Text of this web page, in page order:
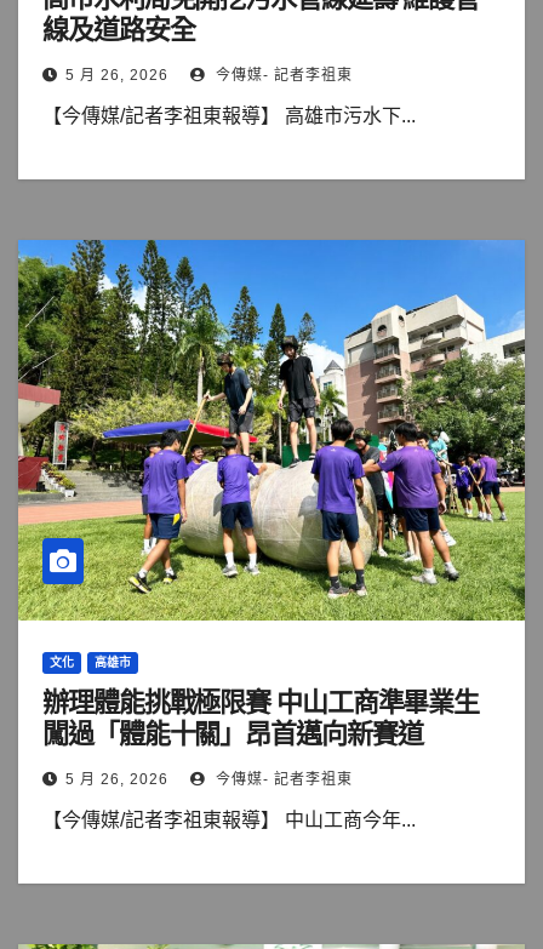
線及道路安全
5 月 26, 2026 今傳媒- 記者李祖東
【今傳媒/記者李祖東報導】 高雄市污水下...
文化 高雄市
辦理體能挑戰極限賽 中山工商準畢業生
闖過「體能十關」昂首邁向新賽道
5 月 26, 2026 今傳媒- 記者李祖東
【今傳媒/記者李祖東報導】 中山工商今年...